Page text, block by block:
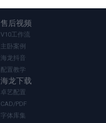
售后视频
V10工作流
主卧案例
海龙抖音
配置教学
海龙下载
卓艺配置
CAD/PDF
字体库集